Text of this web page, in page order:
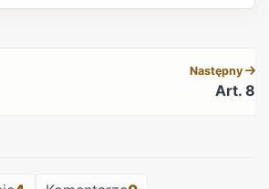
Następny
Art. 8